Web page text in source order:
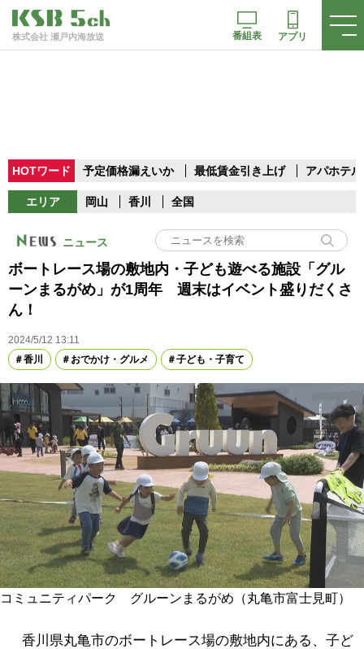
株式会社 瀬戸内海放送 番組表 アプリ
HOTワード 予定価格漏えいか 最低賃金引き上げ アパホテル
エリア 岡山 香川 全国
ニュース
ボートレース場の敷地内・子ども遊べる施設「グル
ーンまるがめ」が1周年 週末はイベント盛りだくさ
ん！
2024/5/12 13:11
香川
おでかけ・グルメ 子ども・子育て
コミュニティパーク グルーンまるがめ（丸亀市富士見町）
香川県丸亀市のボートレース場の敷地内にある、子ど